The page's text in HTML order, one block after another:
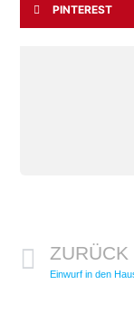
PINTEREST
ZURÜCK